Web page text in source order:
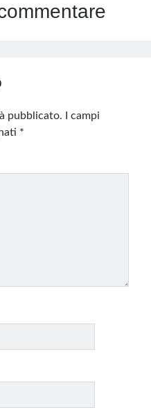
pubblicato.
I campi
*